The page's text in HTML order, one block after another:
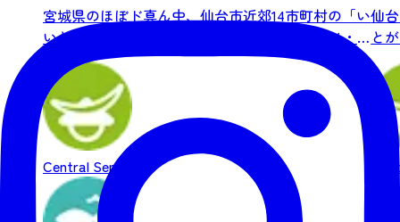
宮城県のほぼド真ん中、仙台市近郊14市町村の「い
いとこ」を詰め込んだスタンプラリー！グルメ・
Central Sendai
仙
と
ン